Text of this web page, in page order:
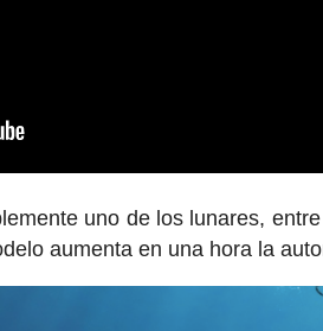
uno de los lunares,
aumenta en una hora la